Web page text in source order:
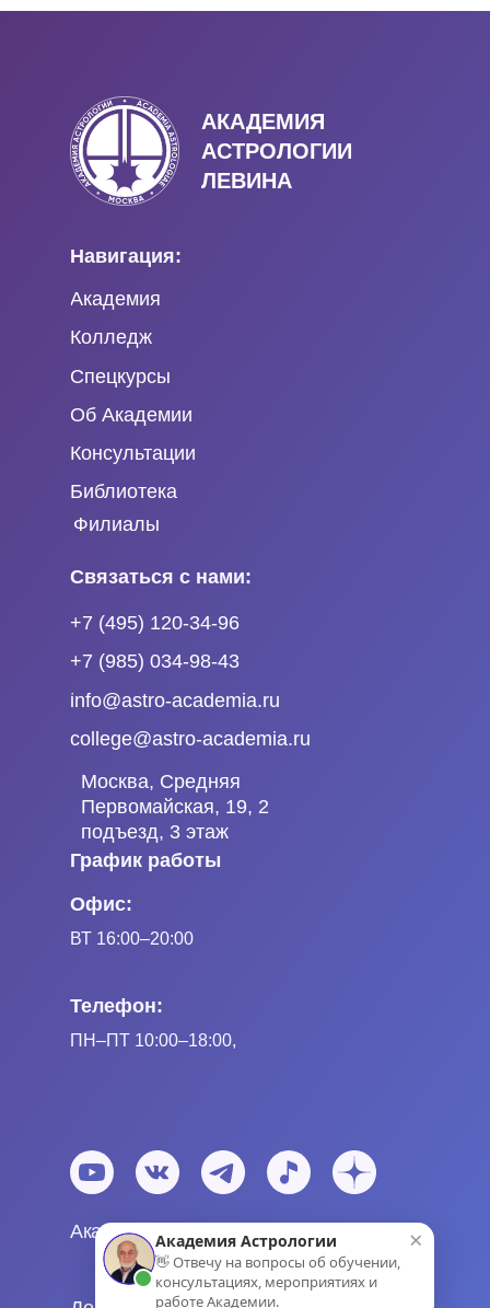
Навигация:
Академия
Колледж
Спецкурсы
Об Академии
Консультации
Библиотека
Связаться с нами:
+7 (495) 120-34-96
+7 (985) 034-98-43
info@astro-academia.ru
Москва, Средняя
Первомайская, 19, 2
подъезд, 3 этаж
college@astro-academia.ru
АКАДЕМИЯ
АСТРОЛОГИИ
ЛЕВИНА
Академия Астрологии Левина © 2024
График работы
Офис:
Телефон:
ВТ 16:00–20:00
ПН–ПТ 10:00–18:00,
Филиалы
×
Академия Астрологии
👋 Отвечу на вопросы об обучении,
консультациях, мероприятиях и
работе Академии.